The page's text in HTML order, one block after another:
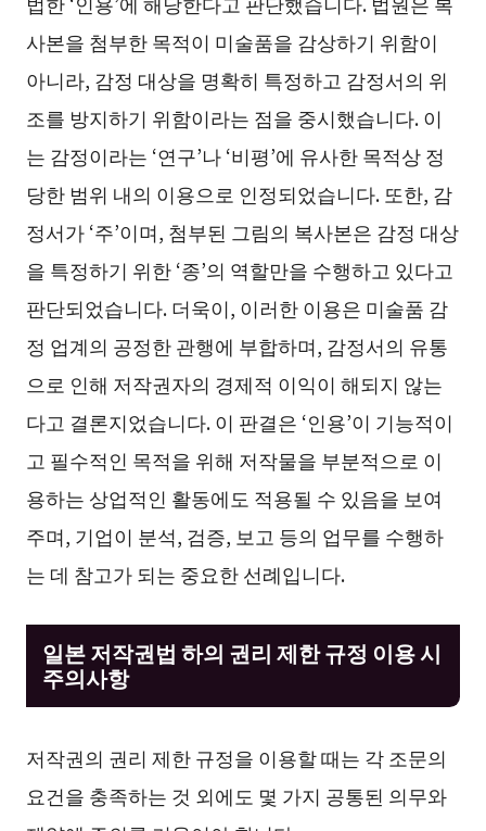
사본을 첨부한 목적이 미술품을 감상하기 위함이
아니라, 감정 대상을 명확히 특정하고 감정서의 위
조를 방지하기 위함이라는 점을 중시했습니다. 이
는 감정이라는 ‘연구’나 ‘비평’에 유사한 목적상 정
당한 범위 내의 이용으로 인정되었습니다. 또한, 감
정서가 ‘주’이며, 첨부된 그림의 복사본은 감정 대상
을 특정하기 위한 ‘종’의 역할만을 수행하고 있다고
판단되었습니다. 더욱이, 이러한 이용은 미술품 감
정 업계의 공정한 관행에 부합하며, 감정서의 유통
으로 인해 저작권자의 경제적 이익이 해되지 않는
다고 결론지었습니다. 이 판결은 ‘인용’이 기능적이
고 필수적인 목적을 위해 저작물을 부분적으로 이
용하는 상업적인 활동에도 적용될 수 있음을 보여
주며, 기업이 분석, 검증, 보고 등의 업무를 수행하
는 데 참고가 되는 중요한 선례입니다.
일본 저작권법 하의 권리 제한 규정 이용 시
주의사항
저작권의 권리 제한 규정을 이용할 때는 각 조문의
요건을 충족하는 것 외에도 몇 가지 공통된 의무와